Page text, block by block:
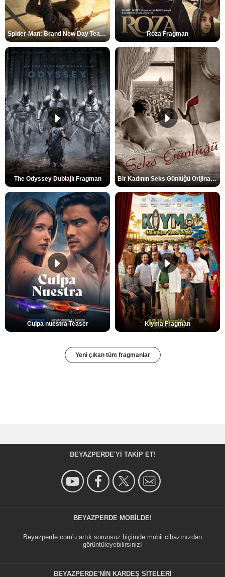
Spider-Man: Brand New Day Teaser Roza Fragman
The Odyssey Dublajlı Fragman Bir Kadının Seks Günlüğü Orijinal Fragman
Culpa nuestra Teaser Kıyma Fragman
Yeni çıkan tüm fragmanlar
BEYAZPERDE'YI TAKIP ET!
BEYAZPERDE MOBILDE!
Beyazperde.com'u artık sorunsuz biçimde mobil cihazınızdan
görüntüleyebilirsiniz!
BEYAZPERDE'NIN KARDEŞ SİTELERİ